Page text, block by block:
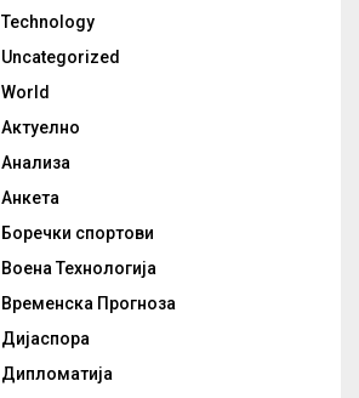
Technology
Uncategorized
World
Актуелно
Анализа
Анкета
Боречки спортови
Воена Технологија
Временска Прогноза
Дијаспора
Дипломатија